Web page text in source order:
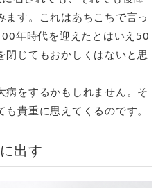
ます。これはあちこちで言っ
年時代を迎えたとはいえ50
閉じてもおかしくはないと思
病をするかもしれません。そ
貴重に思えてくるのです。
出す